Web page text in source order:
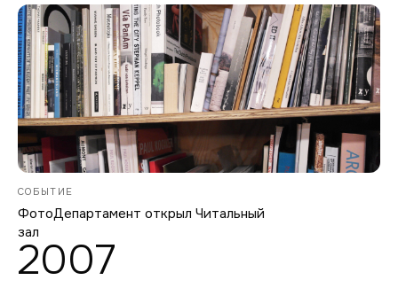
СОБЫТИЕ
ФотоДепартамент открыл Читальный
зал
2007